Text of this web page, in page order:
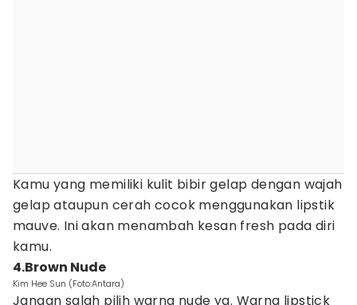
Kamu yang memiliki kulit bibir gelap dengan wajah
gelap ataupun cerah cocok menggunakan lipstik
mauve. Ini akan menambah kesan fresh pada diri
kamu.
4.Brown Nude
Kim Hee Sun (Foto:Antara)
Jangan salah pilih warna nude ya. Warna lipstick